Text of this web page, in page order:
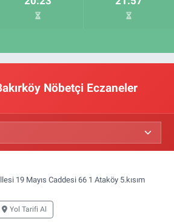
Nöbetçi Eczaneler
19 Mayıs Caddesi 66 1 Ataköy 5.kısım
Yol Tarifi Al